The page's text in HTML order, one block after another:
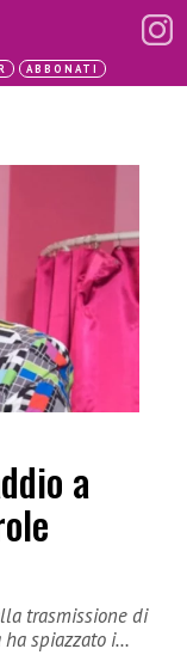
ABBONATI
a
trasmissione di
spiazzato i…